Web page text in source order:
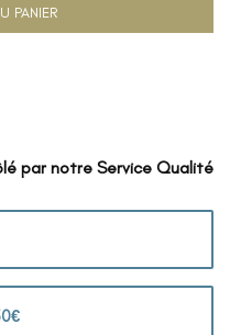
PANIER
par notre Service Qualité